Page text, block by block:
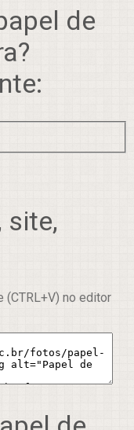
de
site,
(CTRL+V) no editor